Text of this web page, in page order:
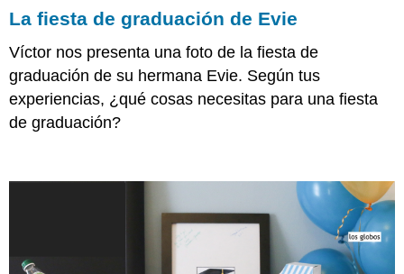
fiesta
graduación
de
En
cognados
La fiesta de graduación de Evie
Víctor nos presenta una foto de la fiesta de
graduación de su hermana Evie. Según tus
experiencias, ¿qué cosas necesitas para una fiesta
de graduación?